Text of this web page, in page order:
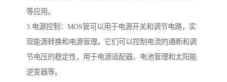
等应用。
3.电源控制：MOS管可以用于电源开关和调节电路，实
现能源转换和电源管理。它们可以控制电流的通断和调
节电压的稳定性，用于电源适配器、电池管理和太阳能
逆变器等。